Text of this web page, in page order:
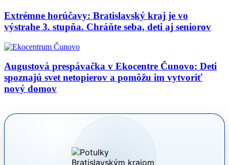
Extrémne horúčavy: Bratislavský kraj je vo
výstrahe 3. stupňa. Chráňte seba, deti aj seniorov
Augustová prespávačka v Ekocentre Čunovo: Deti
spoznajú svet netopierov a pomôžu im vytvoriť
nový domov